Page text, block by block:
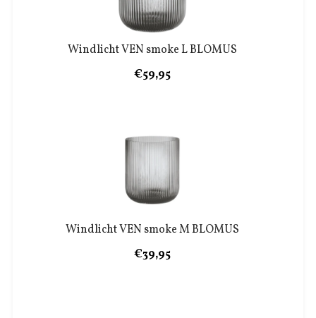
Windlicht VEN smoke L BLOMUS
€59,95
Windlicht VEN smoke M BLOMUS
€39,95